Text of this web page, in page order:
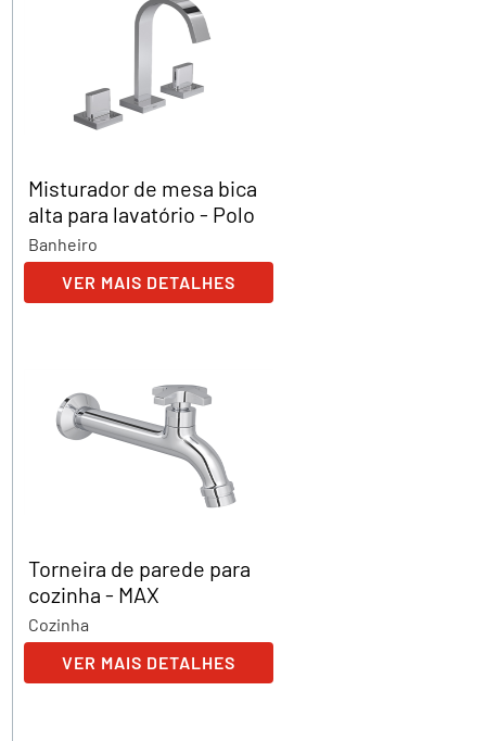
Misturador de mesa bica
alta para lavatório - Polo
Banheiro
VER MAIS DETALHES
Torneira de parede para
cozinha - MAX
Cozinha
VER MAIS DETALHES